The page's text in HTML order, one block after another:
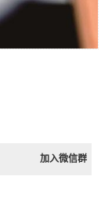
加入微信群